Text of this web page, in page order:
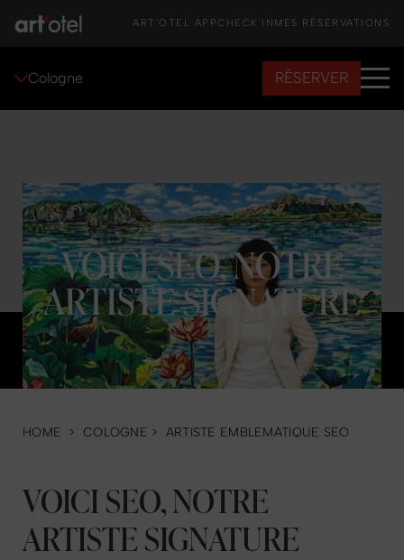
ART'OTEL APPCHECK IN MES RÉSERVATIONS
Cologne RÉSERVER
VOICI SEO, NOTRE
ARTISTE SIGNATURE
HOME > COLOGNE > ARTISTE EMBLEMATIQUE SEO
VOICI SEO, NOTRE
ARTISTE SIGNATURE